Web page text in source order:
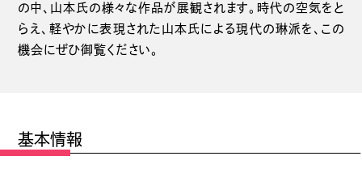
の中、山本氏の様々な作品が展観されます。時代の空気をと
らえ、軽やかに表現された山本氏による現代の琳派を、この
機会にぜひ御覧ください。
基本情報